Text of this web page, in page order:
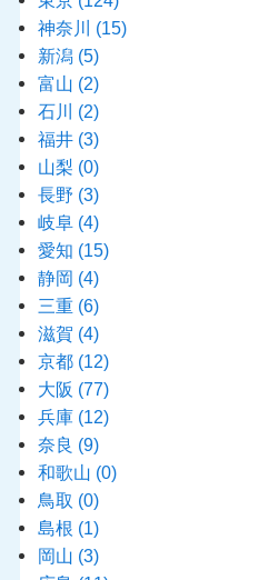
神奈川 (15)
新潟 (5)
富山 (2)
石川 (2)
福井 (3)
山梨 (0)
長野 (3)
岐阜 (4)
愛知 (15)
静岡 (4)
三重 (6)
滋賀 (4)
京都 (12)
大阪 (77)
兵庫 (12)
奈良 (9)
和歌山 (0)
鳥取 (0)
島根 (1)
岡山 (3)